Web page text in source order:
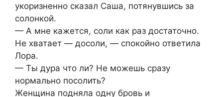
укоризненно сказал Саша, потянувшись за
солонкой.
— А мне кажется, соли как раз достаточно.
Не хватает — досоли, — спокойно ответила
Лора.
— Ты дура что ли? Не можешь сразу
нормально посолить?
Женщина подняла одну бровь и